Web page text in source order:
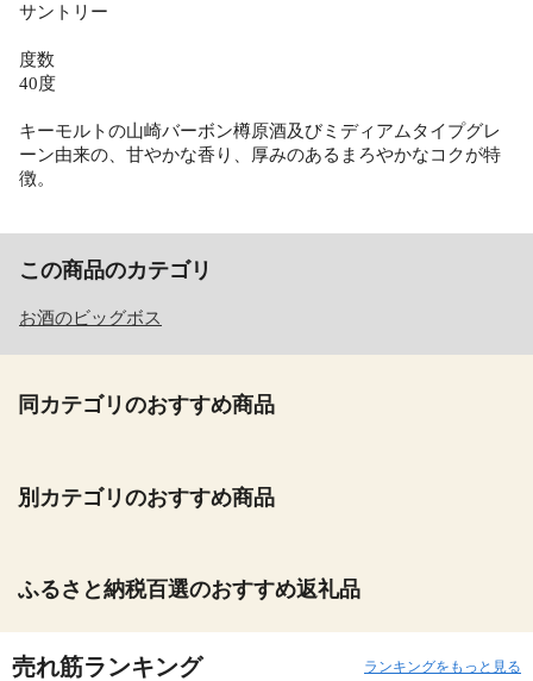
サントリー
度数
40度
キーモルトの山崎バーボン樽原酒及びミディアムタイプグレ
ーン由来の、甘やかな香り、厚みのあるまろやかなコクが特
徴。
この商品のカテゴリ
お酒のビッグボス
同カテゴリのおすすめ商品
別カテゴリのおすすめ商品
ふるさと納税百選のおすすめ返礼品
売れ筋ランキング ランキングをもっと見る